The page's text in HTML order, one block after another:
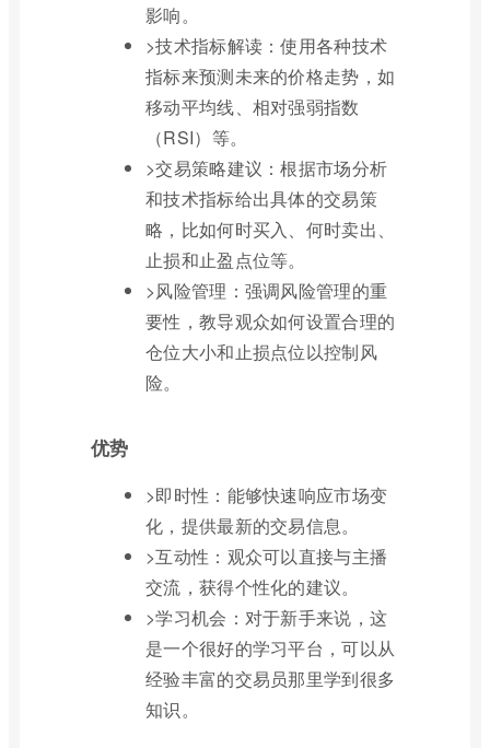
影响。
>技术指标解读：使用各种技术
指标来预测未来的价格走势，如
移动平均线、相对强弱指数
（RSI）等。
>交易策略建议：根据市场分析
和技术指标给出具体的交易策
略，比如何时买入、何时卖出、
止损和止盈点位等。
>风险管理：强调风险管理的重
要性，教导观众如何设置合理的
仓位大小和止损点位以控制风
险。
优势
>即时性：能够快速响应市场变
化，提供最新的交易信息。
>互动性：观众可以直接与主播
交流，获得个性化的建议。
>学习机会：对于新手来说，这
是一个很好的学习平台，可以从
经验丰富的交易员那里学到很多
知识。